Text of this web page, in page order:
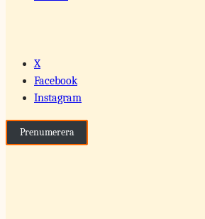
X
Facebook
Instagram
Prenumerera